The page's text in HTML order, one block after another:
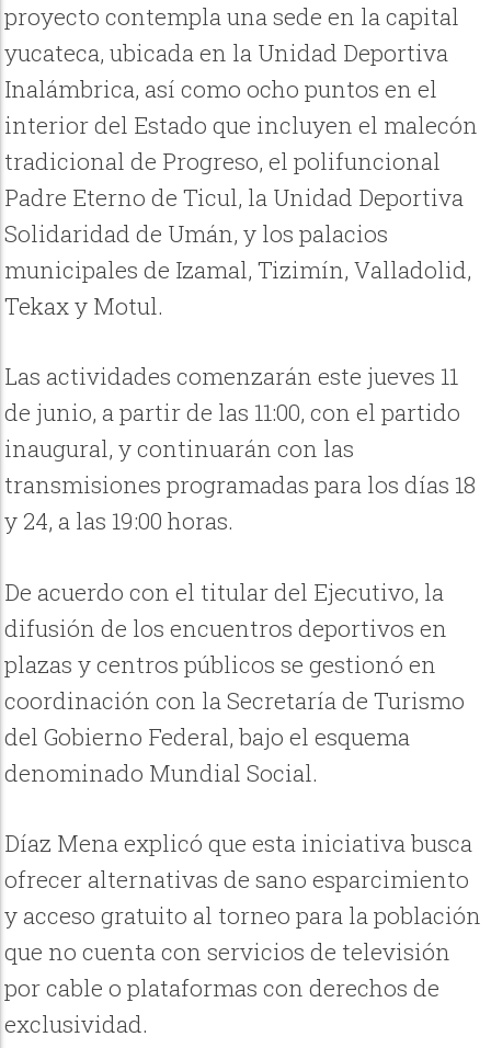
proyecto contempla una sede en la capital
yucateca, ubicada en la Unidad Deportiva
Inalámbrica, así como ocho puntos en el
interior del Estado que incluyen el malecón
tradicional de Progreso, el polifuncional
Padre Eterno de Ticul, la Unidad Deportiva
Solidaridad de Umán, y los palacios
municipales de Izamal, Tizimín, Valladolid,
Tekax y Motul.
Las actividades comenzarán este jueves 11
de junio, a partir de las 11:00, con el partido
inaugural, y continuarán con las
transmisiones programadas para los días 18
y 24, a las 19:00 horas.
De acuerdo con el titular del Ejecutivo, la
difusión de los encuentros deportivos en
plazas y centros públicos se gestionó en
coordinación con la Secretaría de Turismo
del Gobierno Federal, bajo el esquema
denominado Mundial Social.
Díaz Mena explicó que esta iniciativa busca
ofrecer alternativas de sano esparcimiento
y acceso gratuito al torneo para la población
que no cuenta con servicios de televisión
por cable o plataformas con derechos de
exclusividad.